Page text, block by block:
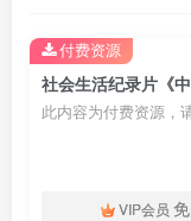
社会生活纪录片《
此内容为付费资源，
VIP会员
付费资源